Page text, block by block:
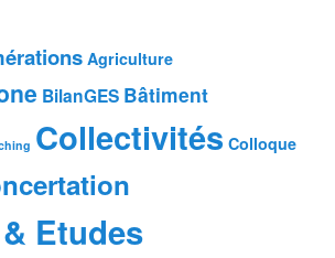
Agriculture
BilanGES Bâtiment
Collectivités Colloque
Etudes